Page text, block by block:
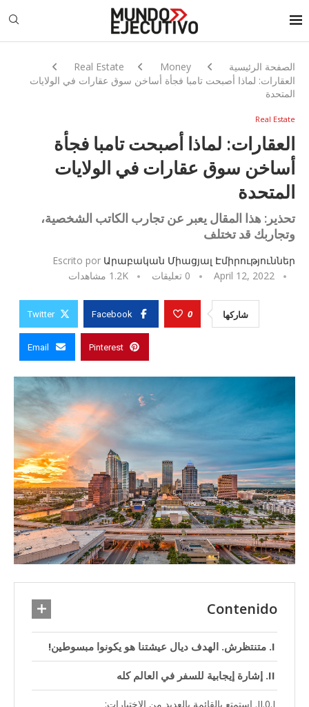
الصفحة الرئيسية Money
Real Estate
العقارات: لماذا أصبحت تامبا فجأة أساخن سوق عقارات في الولايات
المتحدة
Real Estate
العقارات: لماذا أصبحت تامبا فجأة
أساخن سوق عقارات في الولايات
المتحدة
تحذير: هذا المقال يعبر عن تجارب الكاتب الشخصية،
وتجاربك قد تختلف
Escrito por Արաբական Միացյալ Էմիրություններ
April 12, 2022
0 تعليقات 1.2K مشاهدات
شاركها 0
Facebook
Twitter
Pinterest
Email
Contenido
متنتظرش. الهدف ديال عيشتنا هو يكونوا مبسوطين!
إشارة إيجابية للسفر في العالم كله
استمتع بالقائمة بالعديد من الاختيارات: